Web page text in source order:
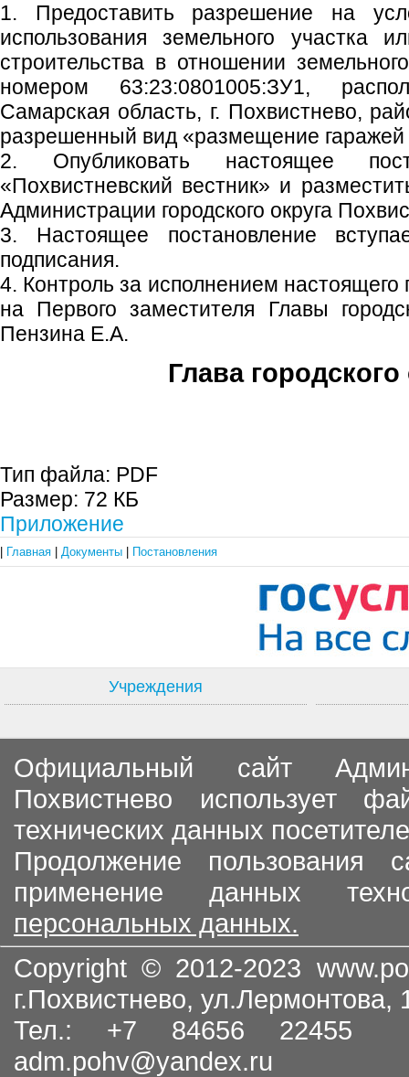
1. Предоставить разрешение на
использования земельного участка
строительства в отношении
номером 63:23:0801005:ЗУ1,
Самарская область, г. Похвистнево,
разрешенный вид «размещение
2. Опубликовать настоящее
«Похвистневский вестник» и
Администрации городского округа
3. Настоящее постановление
подписания.
4. Контроль за исполнением настоящего
на Первого заместителя Главы
Пензина Е.А.
Глава городского
Тип файла: PDF
Размер: 72 КБ
Приложение
Главная Документы Постановления
Учреждения
Официальный сайт
Похвистнево использует
технических данных
Продолжение пользования
применение данных
персональных данных.
Copyright © 2012-2023
г.Похвистнево, ул.Лермонтова,
Тел.: +7 84656
adm.pohv@yandex.ru